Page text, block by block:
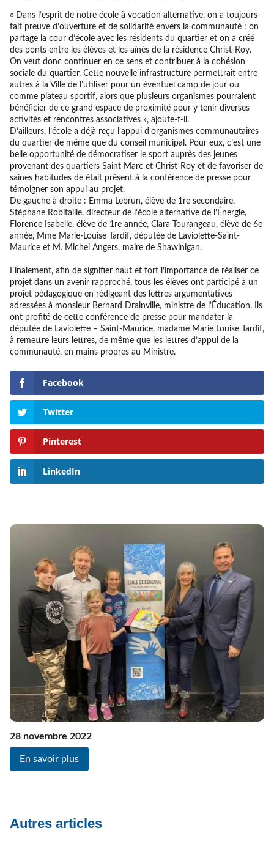
« Dans l’esprit de notre école à vocation alternative, on a toujours
fait preuve d’ouverture et de solidarité envers la communauté : on
partage la cour d’école avec les résidents du quartier et on a créé
des ponts entre les élèves et les aînés de la résidence Christ-Roy.
On veut donc continuer en ce sens et contribuer à la cohésion
sociale du quartier. Cette nouvelle infrastructure permettrait entre
autres à la Ville de l’utiliser pour un éventuel camp de jour ou
comme plateau sportif, alors que plusieurs organismes pourraient
bénéficier de ce grand espace de proximité pour y tenir diverses
activités et rencontres associatives », ajoute-t-il.
D’ailleurs, l’école a déjà reçu l’appui d’organismes communautaires
du quartier de même que du conseil municipal. Pour eux, c’est une
belle opportunité de démocratiser le sport auprès des jeunes
provenant des quartiers Saint Marc et Christ-Roy et de favoriser de
saines habitudes de était présent à la conférence de presse pour
témoigner son appui au projet.
De gauche à droite : Emma Lebrun, élève de 1re secondaire,
Stéphane Robitaille, directeur de l’école alternative de l’Énergie,
Florence Isabelle, élève de 1re année, Clara Tourangeau, élève de 6e
année, Mme Marie-Louise Tardif, députée de Laviolette-Saint-
Maurice et M. Michel Angers, maire de Shawinigan.
Finalement, afin de signifier haut et fort l’importance de réaliser ce
projet dans un avenir rapproché, tous les élèves ont participé à un
projet pédagogique en rédigeant des lettres argumentatives
adressées à monsieur Bernard Drainville, ministre de l’Éducation. Ils
ont profité de cette conférence de presse pour mandater la
députée de Laviolette – Saint-Maurice, madame Marie Louise Tardif,
à remettre leurs lettres, de même que les lettres d’appui de la
communauté, en mains propres au Ministre.
Facebook
Twitter
Pinterest
LinkedIn
28 novembre 2022
En savoir plus
Autres articles